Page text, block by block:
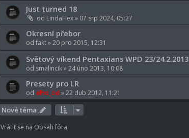
Just turned 18
od LindaHex» 07 srp 2024, 05:27
Okresní přebor
od fakt» 20 pro 2015, 12:31
Světový víkend Pentaxians WPD 23/24.2.2013
od smalincik» 24 úno 2013, 10:08
Presety pro LR
od elho_cid » 22 dub 2012, 11:21
Nové téma
Vrátit se na Obsah fóra